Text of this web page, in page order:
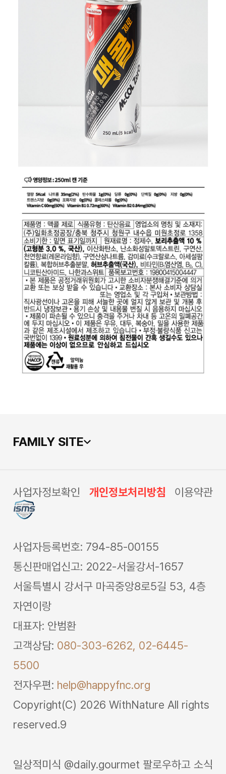
FAMILY SITE
사업자정보확인 개인정보처리방침 이용약관
사업자등록번호: 794-85-00155
통신판매업신고: 2022-서울강서-1657
서울특별시 강서구 마곡중앙8로5길 53, 4층
자연이랑
대표자: 안범환
고객상담: 080-303-6262, 02-6445-
5500
전자우편: help@happyfnc.org
Copyright(C) 2026 WithNature All rights
reserved.9
일상적미식 @daily.gourmet 팔로우하고 소식